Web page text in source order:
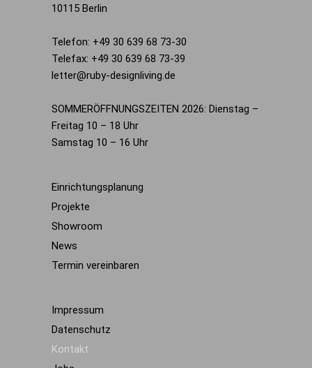
10115 Berlin
Telefon: +49 30 639 68 73-30
Telefax: +49 30 639 68 73-39
letter@ruby-designliving.de
SOMMERÖFFNUNGSZEITEN 2026: Dienstag –
Freitag 10 – 18 Uhr
Samstag 10 – 16 Uhr
Einrichtungsplanung
Projekte
Showroom
News
Termin vereinbaren
Impressum
Datenschutz
Kontakt